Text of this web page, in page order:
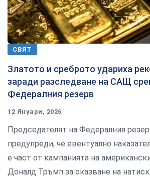
СВЯТ
Златото и среброто удариха
заради разследване на САЩ
Федералния резерв
12 Януари, 2026
Председателят на Федералния
предупреди, че евентуално
е част от кампанията на
Доналд Тръмп за оказване на